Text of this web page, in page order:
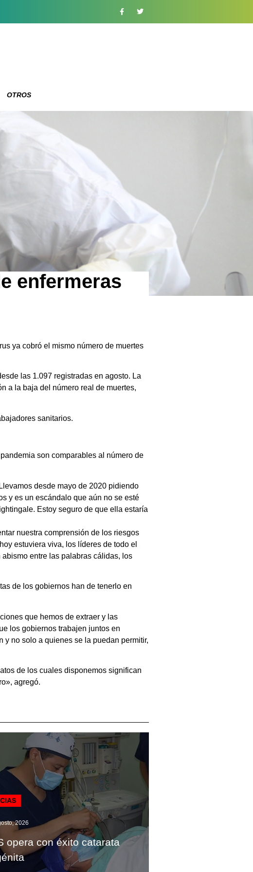
OTROS
enfermeras
ya cobró el mismo número de muertes
las 1.097 registradas en agosto. La
a la baja del número real de muertes,
sanitarios.
son comparables al número de
desde mayo de 2020 pidiendo
y es un escándalo que aún no se esté
Estoy seguro de que ella estaría
nuestra comprensión de los riesgos
estuviera viva, los líderes de todo el
entre las palabras cálidas, los
de los gobiernos han de tenerlo en
que hemos de extraer y las
los gobiernos trabajen juntos en
no solo a quienes se la puedan permitir,
de los cuales disponemos significan
agregó.
2026
opera con éxito catarata